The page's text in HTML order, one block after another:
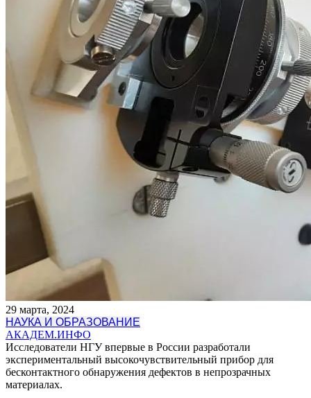
29 марта, 2024
НАУКА И ОБРАЗОВАНИЕ
АКАДЕМ.ИНФО
Исследователи НГУ впервые в России разработали
экспериментальный высокочувствительный прибор для
бесконтактного обнаружения дефектов в непрозрачных
материалах.